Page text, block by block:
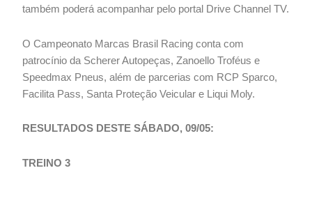
também poderá acompanhar pelo portal Drive Channel TV.
O Campeonato Marcas Brasil Racing conta com
patrocínio da Scherer Autopeças, Zanoello Troféus e
Speedmax Pneus, além de parcerias com RCP Sparco,
Facilita Pass, Santa Proteção Veicular e Liqui Moly.
RESULTADOS DESTE SÁBADO, 09/05:
TREINO 3